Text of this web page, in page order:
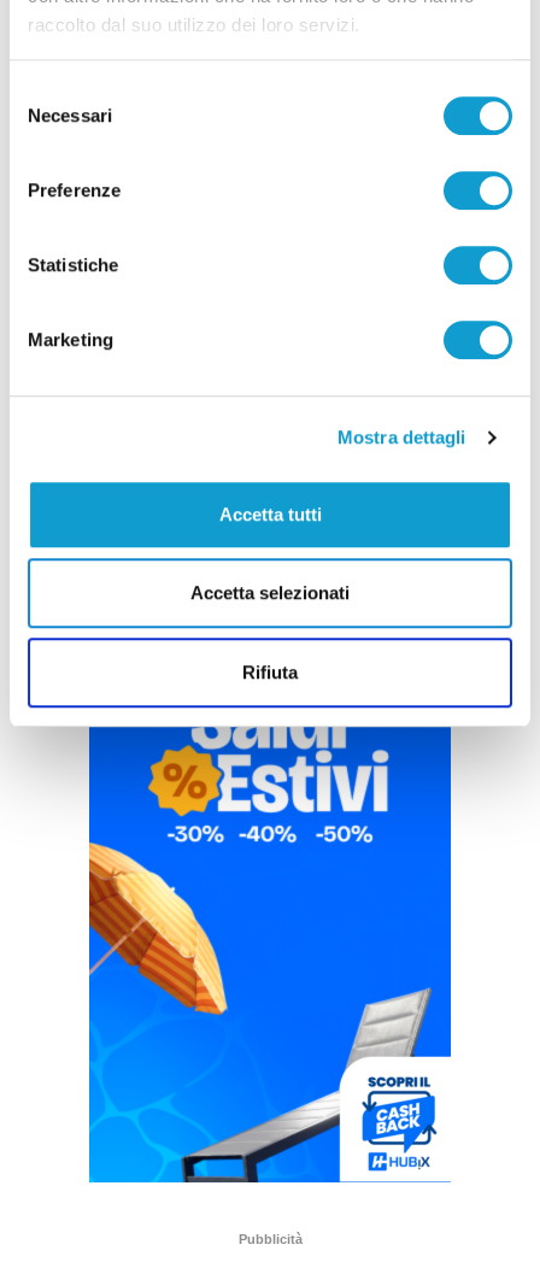
raccolto dal suo utilizzo dei loro servizi.
delNecessari
Preferenze
Statistiche
Marketing
Mostra dettagli
Accetta tutti
Accetta selezionati
Rifiuta
Settore Giovanile Academy - Alessandro Re, da
Castelfidardo al Latina Calcio
Pubblicità